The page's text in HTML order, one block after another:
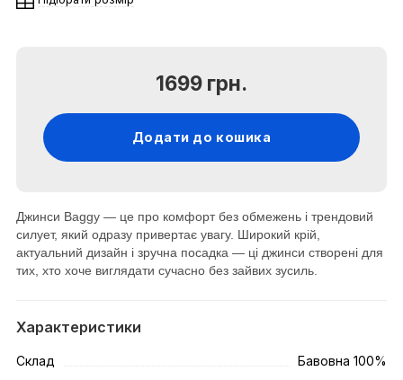
1699 грн.
Додати до кошика
Джинси Baggy — це про комфорт без обмежень і трендовий
силует, який одразу привертає увагу. Широкий крій,
актуальний дизайн і зручна посадка — ці джинси створені для
тих, хто хоче виглядати сучасно без зайвих зусиль.
Характеристики
Склад Бавовна 100%